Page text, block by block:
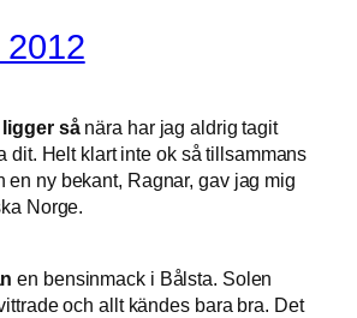
2012
sånära har jag aldrig tagit
dit. Helt klart inte ok så tillsammans
en ny bekant, Ragnar, gav jag mig
Norge.
en bensinmack i Bålsta. Solen
och allt kändes bara bra. Det